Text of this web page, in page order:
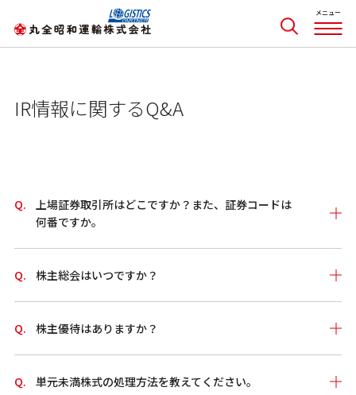
IR情報に関するQ&A
上場証券取引所はどこですか？また、証券コードは
何番ですか。
株主総会はいつですか？
株主優待はありますか？
単元未満株式の処理方法を教えてください。